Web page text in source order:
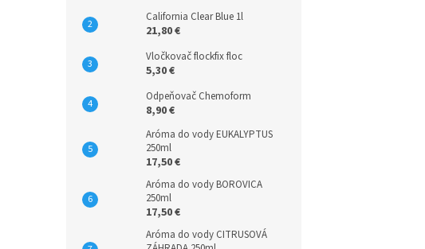
California Clear Blue 1l
21,80 €
Vločkovač flockfix floc
5,30 €
Odpeňovač Chemoform
8,90 €
Aróma do vody EUKALYPTUS
250ml
17,50 €
Aróma do vody BOROVICA
250ml
17,50 €
Aróma do vody CITRUSOVÁ